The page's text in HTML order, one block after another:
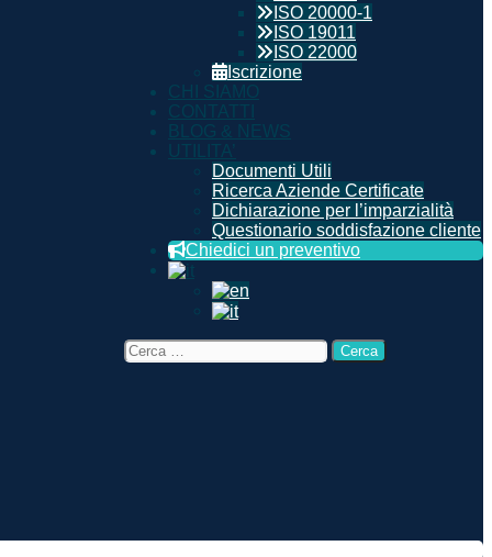
ISO 20000-1
ISO 19011
ISO 22000
Iscrizione
CHI SIAMO
CONTATTI
BLOG & NEWS
UTILITA’
Documenti Utili
Ricerca Aziende Certificate
Dichiarazione per l’imparzialità
Questionario soddisfazione cliente
Chiedici un preventivo